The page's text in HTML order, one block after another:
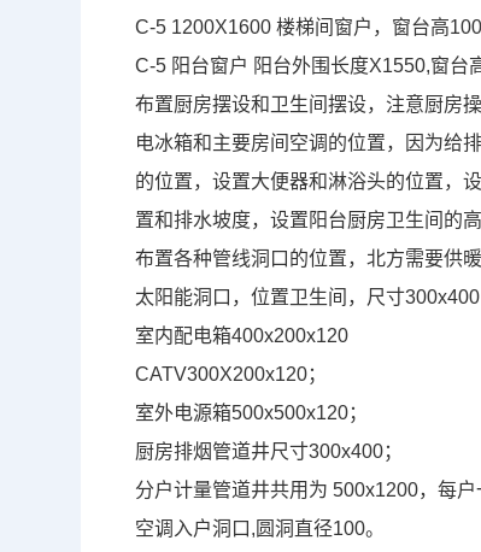
C-5 1200X1600楼梯间窗户，窗台高
C-5 阳台窗户 阳台外围长度X1550,窗台
布置厨房摆设和卫生间摆设，注意厨房
电冰箱和主要房间空调的位置，因为给
的位置，设置大便器和淋浴头的位置，
置和排水坡度，设置阳台厨房卫生间的高
布置各种管线洞口的位置，北方需要供
太阳能洞口，位置卫生间，尺寸300x400
室内配电箱400x200x120
CATV300X200x120；
室外电源箱500x500x120；
厨房排烟管道井尺寸300x400；
分户计量管道井共用为 500x1200，每
空调入户洞口 , 圆洞直径100。